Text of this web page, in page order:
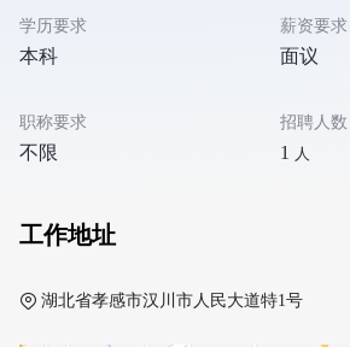
学历要求
本科
薪资要求
面议
职称要求
不限
招聘人数
1 人
工作地址
湖北省孝感市汉川市人民大道特1号